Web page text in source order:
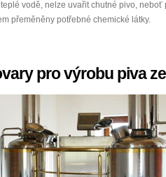
vodě, nelze uvařit chutné pivo,
přeměněny potřebné chemické látky.
pro výrobu piva